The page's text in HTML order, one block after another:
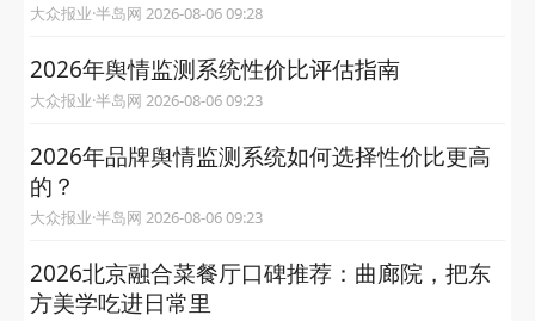
大众报业·半岛网 2026-08-06 09:28
2026年舆情监测系统性价比评估指南
大众报业·半岛网 2026-08-06 09:23
2026年品牌舆情监测系统如何选择性价比更高
的？
大众报业·半岛网 2026-08-06 09:23
2026北京融合菜餐厅口碑推荐：曲廊院，把东
方美学吃进日常里